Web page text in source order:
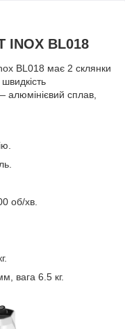
INOX BL018
BL018 має 2 склянки
алюмінієвий сплав,
об/хв.
вага 6.5 кг.